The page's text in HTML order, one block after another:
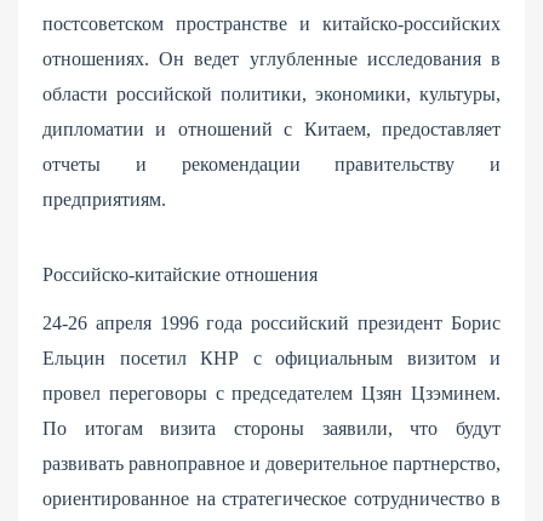
постсоветском пространстве и китайско-российских
отношениях. Он ведет углубленные исследования в
области российской политики, экономики, культуры,
дипломатии и отношений с Китаем, предоставляет
отчеты и рекомендации правительству и
предприятиям.
Российско-китайские отношения
24-26 апреля 1996 года российский президент Борис
Ельцин посетил КНР с официальным визитом и
провел переговоры с председателем Цзян Цзэминем.
По итогам визита стороны заявили, что будут
развивать равноправное и доверительное партнерство,
ориентированное на стратегическое сотрудничество в